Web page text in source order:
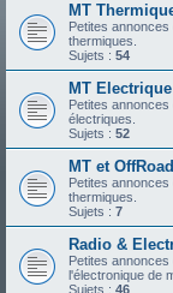
MT
Petites
thermiques.
Sujets : 54
MT Electrique
Petites
électriques.
Sujets : 52
MT et
Petites
thermiques.
Sujets : 7
Radio &
Petites
l'électronique de
Sujets : 46